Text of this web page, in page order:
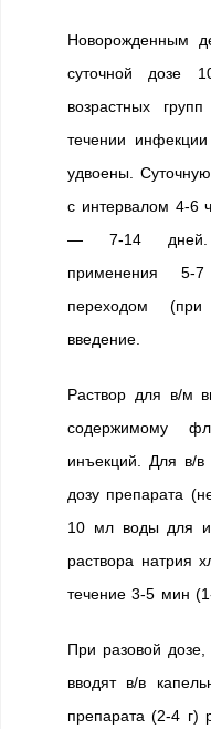
Новорожденным
суточной дозе
возрастных
течении
удвоены.
с интервалом 4-6
— 7-14 дней.
применения
переходом
введение.
Раствор для в/м
содержимому
инъекций. Для в/в
дозу препарата
10 мл воды для
раствора натрия
течение 3-5 мин
При разовой
вводят в/в
препарата (2-4 г)